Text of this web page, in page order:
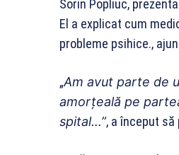
Sorin Popliuc,
El a explicat cum
probleme psihice.,
„Am avut parte de
amorțeală pe
spital…”, a început să